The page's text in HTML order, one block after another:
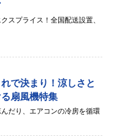
スプライス！全国配送設置、
で決まり！涼しさと
扇風機特集
だり、エアコンの冷房を循環